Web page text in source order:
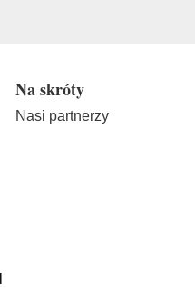
Na skróty
Nasi partnerzy